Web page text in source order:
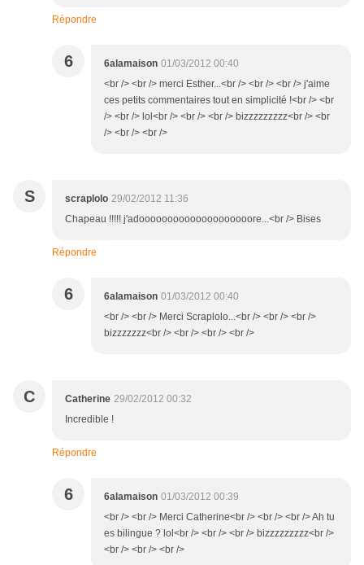
Répondre
6 6alamaison 01/03/2012 00:40
<br /> <br /> merci Esther...<br /> <br /> <br /> j'aime
ces petits commentaires tout en simplicité !<br /> <br
/> <br /> lol<br /> <br /> <br /> bizzzzzzzzz<br /> <br
/> <br /> <br />
S scraplolo 29/02/2012 11:36
Chapeau !!!!! j'adoooooooooooooooooooore...<br /> Bises
Répondre
6 6alamaison 01/03/2012 00:40
<br /> <br /> Merci Scraplolo...<br /> <br /> <br />
bizzzzzzz<br /> <br /> <br /> <br />
C Catherine 29/02/2012 00:32
Incredible !
Répondre
6 6alamaison 01/03/2012 00:39
<br /> <br /> Merci Catherine<br /> <br /> <br /> Ah tu
es bilingue ? lol<br /> <br /> <br /> bizzzzzzzzz<br />
<br /> <br /> <br />